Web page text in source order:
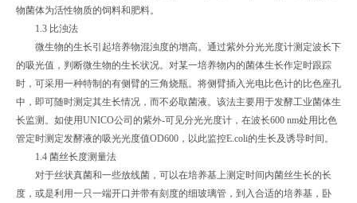
物菌体为活性物质的饲料和肥料。
1.3 比浊法
微生物的生长引起培养物混浊度的增高。通过紫外分光光度计测定波长下
的吸光值，判断微生物的生长状况。对某一培养物内的菌体生长作定时跟踪
时，可采用一种特制的有侧臂的三角烧瓶。将侧臂插入光电比色计的比色座孔
中，即可随时测定其生长情况，而不必取菌液。该法主要用于发酵工业菌体生
长监测。如使用UNICO公司的紫外-可见分光光度计，在波长600 nm处用比色
管定时测定发酵液的吸光光度值OD600，以此监控E.coli的生长及诱导时间。
1.4 菌丝长度测量法
对于丝状真菌和一些放线菌，可以在培养基上测定时间内菌丝生长的长
度，或是利用一只一端开口并带有刻度的细玻璃管，到入合适的培养基，卧